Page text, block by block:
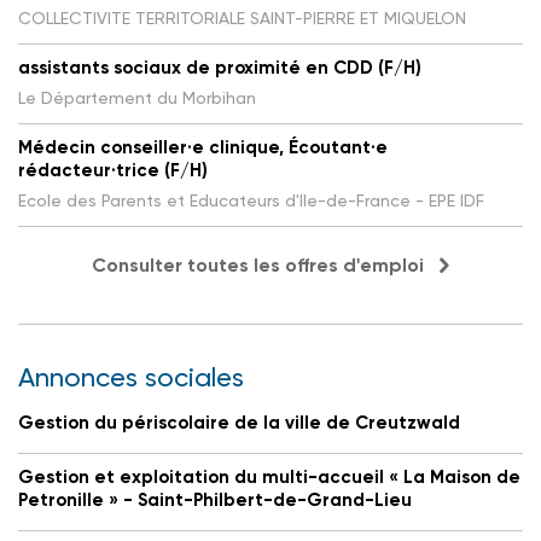
COLLECTIVITE TERRITORIALE SAINT-PIERRE ET MIQUELON
assistants sociaux de proximité en CDD (F/H)
Le Département du Morbihan
Médecin conseiller·e clinique, Écoutant·e
rédacteur·trice (F/H)
Ecole des Parents et Educateurs d'Ile-de-France - EPE IDF
Consulter toutes les offres d'emploi
Annonces sociales
Gestion du périscolaire de la ville de Creutzwald
Gestion et exploitation du multi-accueil « La Maison de
Petronille » - Saint-Philbert-de-Grand-Lieu